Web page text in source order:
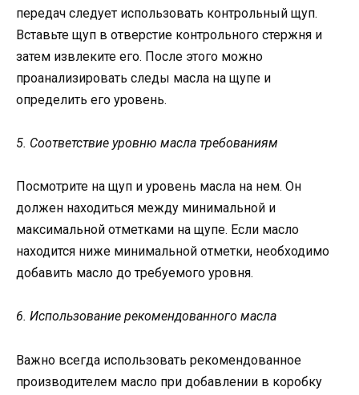
передач следует использовать контрольный щуп.
Вставьте щуп в отверстие контрольного стержня и
затем извлеките его. После этого можно
проанализировать следы масла на щупе и
определить его уровень.
5. Соответствие уровню масла требованиям
Посмотрите на щуп и уровень масла на нем. Он
должен находиться между минимальной и
максимальной отметками на щупе. Если масло
находится ниже минимальной отметки, необходимо
добавить масло до требуемого уровня.
6. Использование рекомендованного масла
Важно всегда использовать рекомендованное
производителем масло при добавлении в коробку